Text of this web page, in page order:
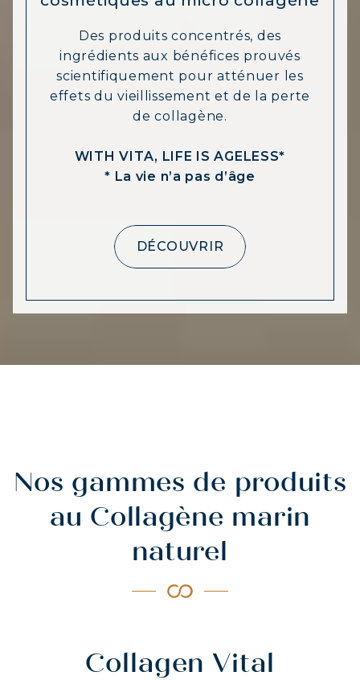
CROISSANCE & FORCE
COLLAGÈNE : SOULAGEZ DOULEURS
& ARTICULATIONS
COLLAGÈNE : BOOSTEZ VOTRE
Des produits concentrés, des
ingrédients aux bénéfices prouvés
scientifiquement pour atténuer les
effets du vieillissement et de la perte
de collagène.
WITH VITA, LIFE IS AGELESS*
* La vie n’a pas d’âge
DÉCOUVRIR
Nos gammes de produits
au Collagène marin
naturel
Collagen Vital